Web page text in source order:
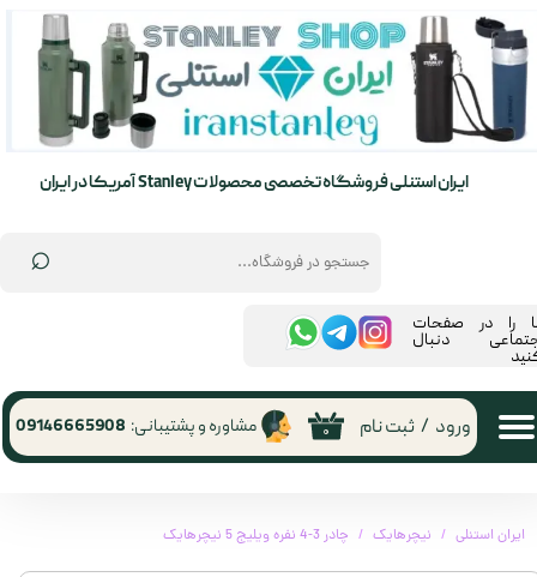
⌕
ایران استنلی فروشگاه تخصصی محصولات Stanley آمریکا در ایران
۰ ورود / ثبت نام
حساب کاربری من
تغییر گذر واژه
مشاوره و پشتیبانی: 09146665908
را در صفحات
دنبال
ایران استنلی نیچرهایک چادر 3-4 نفره ویلیج 5 نیچرهایک